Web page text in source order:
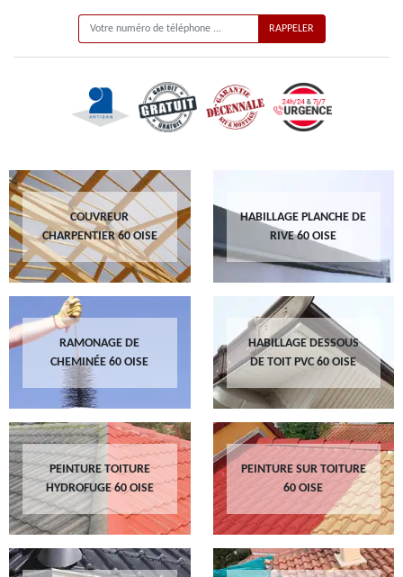
COUVREUR
CHARPENTIER 60 OISE
HABILLAGE PLANCHE DE
RIVE 60 OISE
RAMONAGE DE
CHEMINÉE 60 OISE
HABILLAGE DESSOUS
DE TOIT PVC 60 OISE
PEINTURE TOITURE
HYDROFUGE 60 OISE
PEINTURE SUR TOITURE
60 OISE